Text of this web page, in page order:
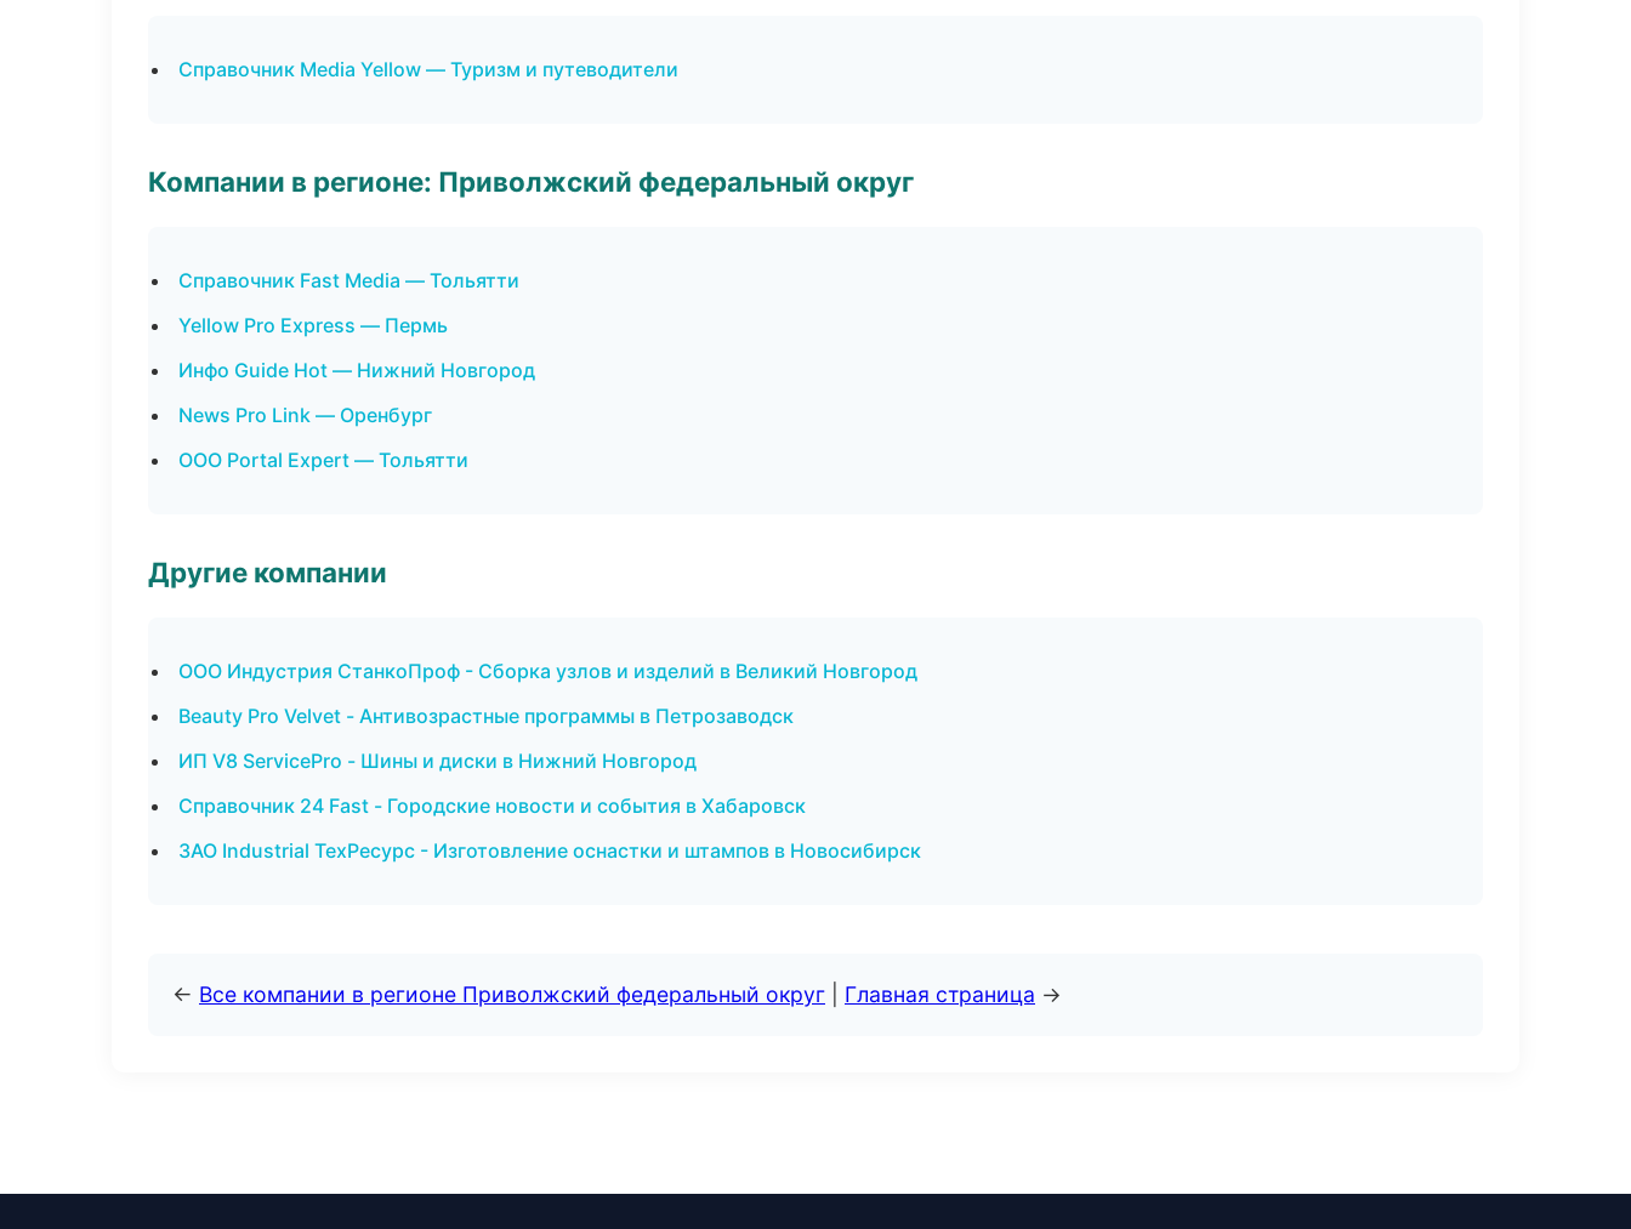
Справочник Media Yellow — Туризм и путеводители
Компании в регионе: Приволжский федеральный округ
Справочник Fast Media — Тольятти
Yellow Pro Express — Пермь
Инфо Guide Hot — Нижний Новгород
News Pro Link — Оренбург
ООО Portal Expert — Тольятти
Другие компании
ООО Индустрия СтанкоПроф - Сборка узлов и изделий в Великий Новгород
Beauty Pro Velvet - Антивозрастные программы в Петрозаводск
ИП V8 ServicePro - Шины и диски в Нижний Новгород
Справочник 24 Fast - Городские новости и события в Хабаровск
ЗАО Industrial ТехРесурс - Изготовление оснастки и штампов в Новосибирск
← Все компании в регионе Приволжский федеральный округ Главная страница →